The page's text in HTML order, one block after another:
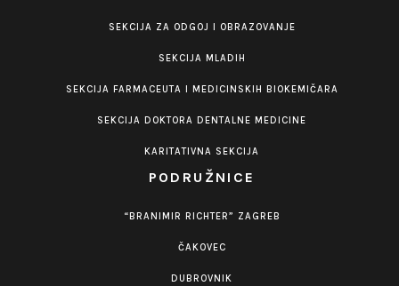
SEKCIJA ZA ODGOJ I OBRAZOVANJE
SEKCIJA MLADIH
SEKCIJA FARMACEUTA I MEDICINSKIH BIOKEMIČARA
SEKCIJA DOKTORA DENTALNE MEDICINE
KARITATIVNA SEKCIJA
PODRUŽNICE
“BRANIMIR RICHTER” ZAGREB
ČAKOVEC
DUBROVNIK